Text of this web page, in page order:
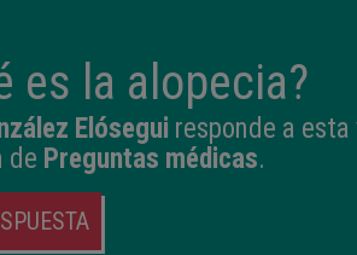
es la alopecia?
Elósegui responde a
de Preguntas médicas.